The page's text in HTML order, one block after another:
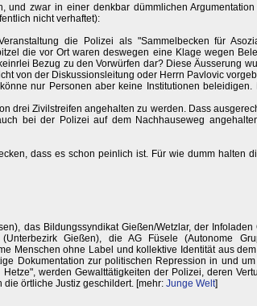
und zwar in einer denkbar dümmlichen
nicht verhaftet):
die Polizei als "Sammelbecken für
die vor Ort waren deswegen eine Klage wegen
Bezug zu den Vorwürfen dar? Diese Äusserung
von der Diskussionsleitung oder Herrn Pavlovic
nur Personen aber keine Institutionen beleidigen.
drei Zivilstreifen angehalten zu werden. Dass
bei der Polizei auf dem Nachhauseweg
dass es schon peinlich ist. Für wie dumm halten
das Bildungssyndikat Gießen/Wetzlar, der Infoladen
Gießen), die AG Füsele (Autonome
Menschen ohne Label und kollektive Identität aus
Dokumentation zur politischen Repression in und um
werden Gewalttätigkeiten der Polizei, deren
örtliche Justiz geschildert. [mehr: Junge Welt]